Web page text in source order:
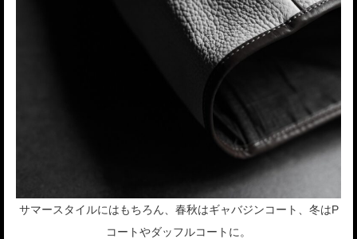
サマースタイルにはもちろん、春秋はギャバジンコート、冬はP
コートやダッフルコートに。